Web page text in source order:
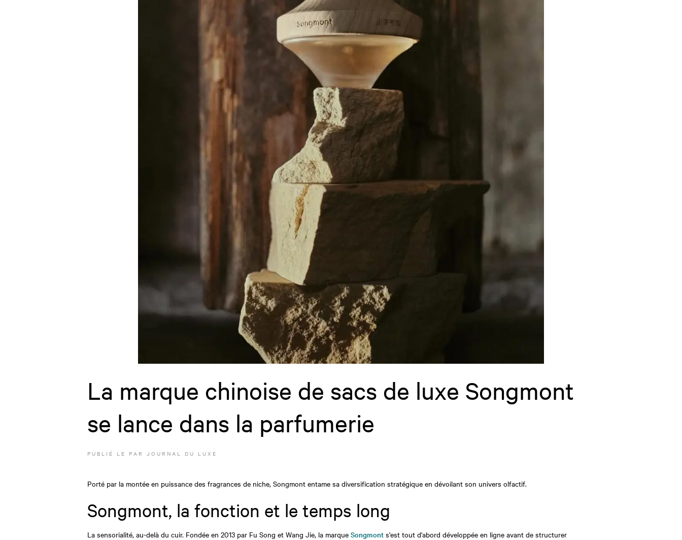
La marque chinoise de sacs de luxe Songmont
se lance dans la parfumerie
PUBLIÉ LE PAR JOURNAL DU LUXE
Porté par la montée en puissance des fragrances de niche, Songmont entame sa diversification stratégique en dévoilant son univers olfactif.
Songmont, la fonction et le temps long
La sensorialité, au-delà du cuir. Fondée en 2013 par Fu Song et Wang Jie, la marque Songmont s'est tout d'abord développée en ligne avant de structurer